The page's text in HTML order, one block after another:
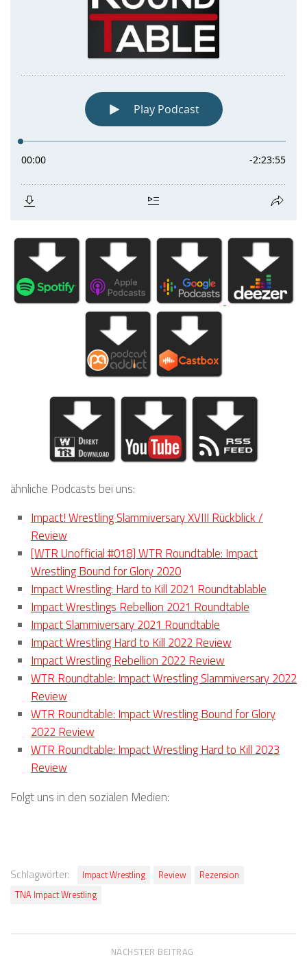
ähnliche Podcasts bei uns:
Impact! Wrestling Slammiversary XVIII Rückblick /
Review
[WTR Unofficial #018] WTR Roundtable: Impact
Wrestling Bound for Glory 2020
Impact Wrestling: Hard to Kill 2021 Roundtablable
Impact Wrestlings Rebellion 2021 Roundtable
Impact Slammiversary 2021 Roundtable
Impact Wrestling Hard to Kill 2022 Review
Impact Wrestling Rebellion 2022 Review
WTR Roundtable: Impact Wrestling Slammiversary 2022
Review
WTR Roundtable: Impact Wrestling Bound for Glory
2022 Review
WTR Roundtable: Impact Wrestling Hard to Kill 2023
Review
Folgt uns in den sozialen Medien:
Schlagwörter: Impact Wrestling Review
Rezension
TNA Impact Wrestling
NÄCHSTER BEITRAG